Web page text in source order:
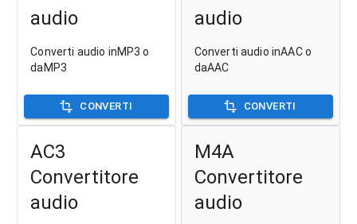
audio
Converti audio inMP3 o
daMP3
CONVERTI
audio
Converti audio inAAC o
daAAC
CONVERTI
AC3
Convertitore
audio
M4A
Convertitore
audio